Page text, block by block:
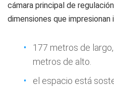
cámara principal de
dimensiones que
177 metros de
metros de alto.
el espacio está